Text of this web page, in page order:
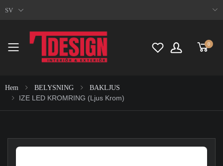
SV
Toggle mobile menu
0
Hem BELYSNING BAKLJUS
IZE LED KROMRING (ljus Krom)